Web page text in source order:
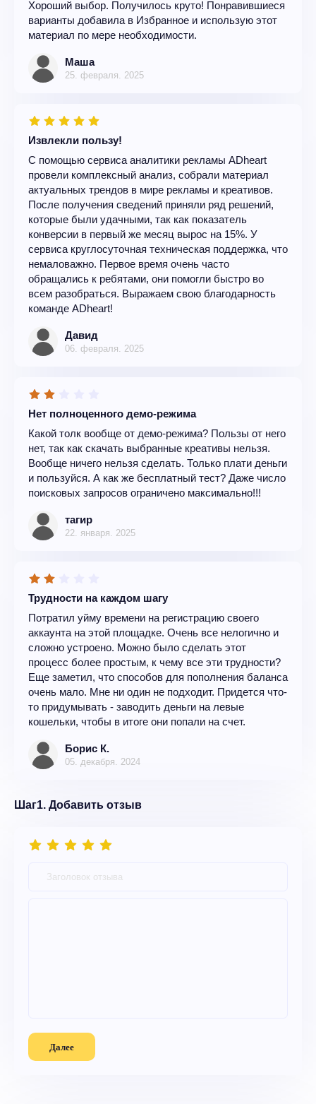
Хороший выбор. Получилось круто! Понравившиеся
варианты добавила в Избранное и использую этот
материал по мере необходимости.
Маша
25. февраля. 2025
Извлекли пользу!
С помощью сервиса аналитики рекламы ADheart
провели комплексный анализ, собрали материал
актуальных трендов в мире рекламы и креативов.
После получения сведений приняли ряд решений,
которые были удачными, так как показатель
конверсии в первый же месяц вырос на 15%. У
сервиса круглосуточная техническая поддержка, что
немаловажно. Первое время очень часто
обращались к ребятами, они помогли быстро во
всем разобраться. Выражаем свою благодарность
команде ADheart!
Давид
06. февраля. 2025
Нет полноценного демо-режима
Какой толк вообще от демо-режима? Пользы от него
нет, так как скачать выбранные креативы нельзя.
Вообще ничего нельзя сделать. Только плати деньги
и пользуйся. А как же бесплатный тест? Даже число
поисковых запросов ограничено максимально!!!
тагир
22. января. 2025
Трудности на каждом шагу
Потратил уйму времени на регистрацию своего
аккаунта на этой площадке. Очень все нелогично и
сложно устроено. Можно было сделать этот
процесс более простым, к чему все эти трудности?
Еще заметил, что способов для пополнения баланса
очень мало. Мне ни один не подходит. Придется что-
то придумывать - заводить деньги на левые
кошельки, чтобы в итоге они попали на счет.
Борис К.
05. декабря. 2024
Шаг1. Добавить отзыв
Далее